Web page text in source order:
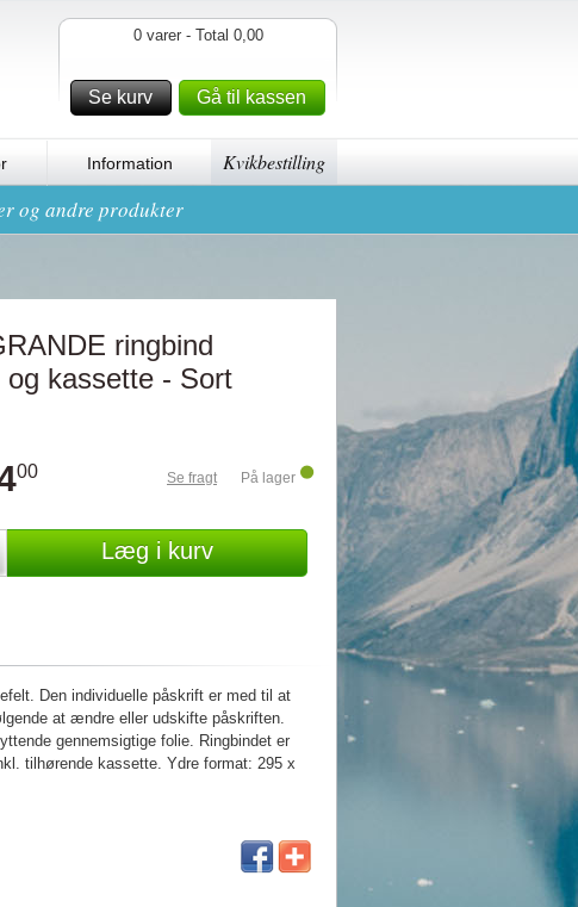
0 varer - Total 0,00
Se kurv Gå til kassen
Information Kvikbestilling
og andre produkter
ringbind
og kassette - Sort
00 Se fragt På lager
Læg i kurv
Den individuelle påskrift er med til at
at ændre eller udskifte påskriften.
gennemsigtige folie. Ringbindet er
tilhørende kassette. Ydre format: 295 x